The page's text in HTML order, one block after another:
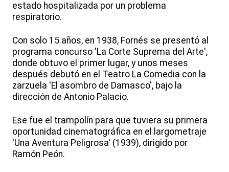
estado hospitalizada por un problema
respiratorio.
Con solo 15 años, en 1938, Fornés se presentó al
programa concurso 'La Corte Suprema del Arte',
donde obtuvo el primer lugar, y unos meses
después debutó en el Teatro La Comedia con la
zarzuela 'El asombro de Damasco', bajo la
dirección de Antonio Palacio.
Ese fue el trampolín para que tuviera su primera
oportunidad cinematográfica en el largometraje
'Una Aventura Peligrosa' (1939), dirigido por
Ramón Peón.